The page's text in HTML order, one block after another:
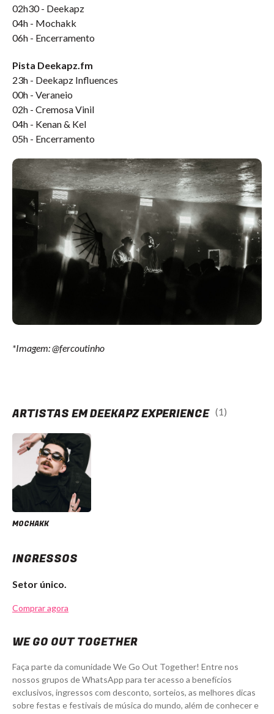
02h30 - Deekapz
04h - Mochakk
06h - Encerramento
Pista Deekapz.fm
23h - Deekapz Influences
00h - Veraneio
02h - Cremosa Vinil
04h - Kenan & Kel
05h - Encerramento
*Imagem: @fercoutinho
ARTISTAS EM DEEKAPZ EXPERIENCE (1)
MOCHAKK
INGRESSOS
Setor único.
Comprar agora
WE GO OUT TOGETHER
Faça parte da comunidade We Go Out Together! Entre nos
nossos grupos de WhatsApp para ter acesso a benefícios
exclusivos, ingressos com desconto, sorteios, as melhores dicas
sobre festas e festivais de música do mundo, além de conhecer e